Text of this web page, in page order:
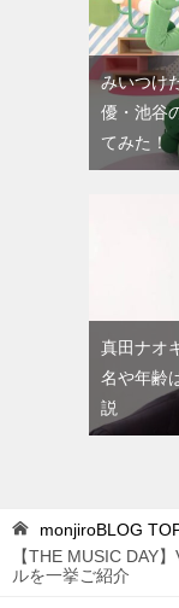
みいつけ
優・池谷
てみた！
真田ナオ
名や年齢
説
monjiroBLOG
【THE MUSIC DAY
ルを一挙ご紹介